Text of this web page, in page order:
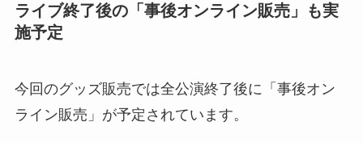
ライブ終了後の「事後オンライン販売」も実
施予定
今回のグッズ販売では全公演終了後に「事後オン
ライン販売」が予定されています。